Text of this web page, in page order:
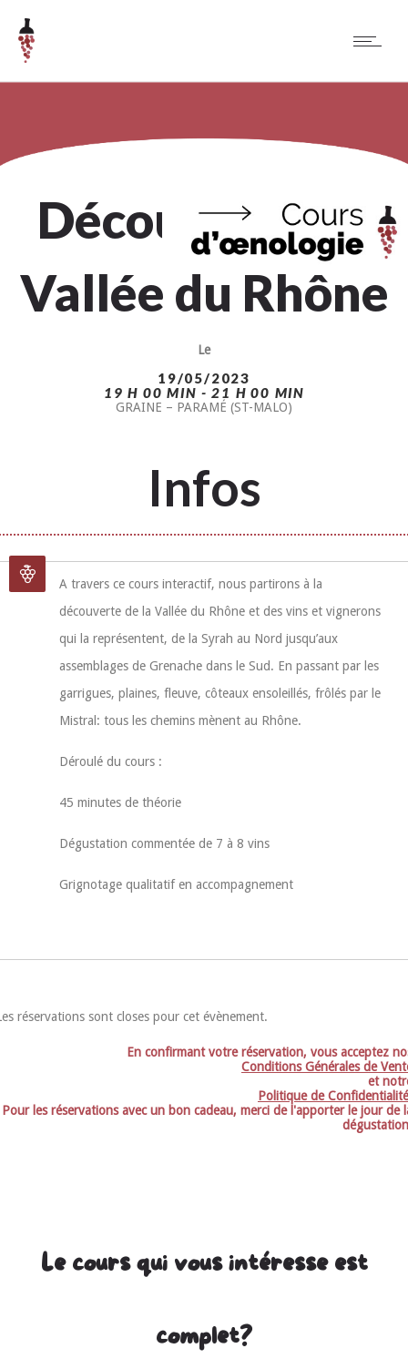
Découverte en
Vallée du Rhône
Le
19/05/2023
19 H 00 MIN - 21 H 00 MIN
GRAINE – PARAMÉ (ST-MALO)
Infos
A travers ce cours interactif, nous partirons à la
découverte de la Vallée du Rhône et des vins et vignerons
qui la représentent, de la Syrah au Nord jusqu’aux
assemblages de Grenache dans le Sud. En passant par les
garrigues, plaines, fleuve, côteaux ensoleillés, frôlés par le
Mistral: tous les chemins mènent au Rhône.
Déroulé du cours :
45 minutes de théorie
Dégustation commentée de 7 à 8 vins
Grignotage qualitatif en accompagnement
réservations sont closes pour cet évènement.
En confirmant votre réservation, vous acceptez
Conditions Générales de
et
Politique de Confidentialité
Pour les réservations avec un bon cadeau, merci de l'apporter le jour de
Le cours qui vous intéresse est
complet?